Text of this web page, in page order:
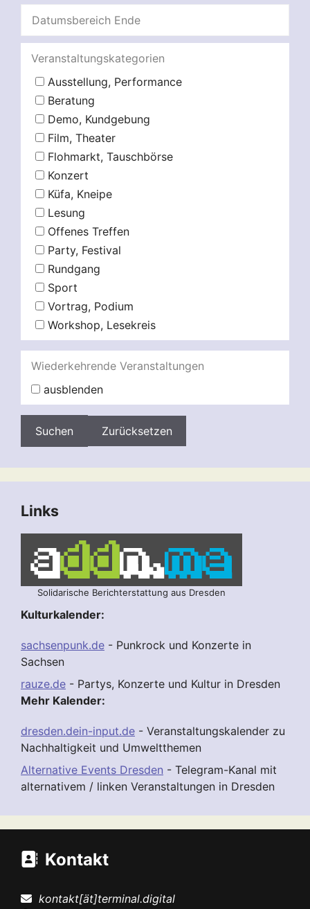
Veranstaltungskategorien
Ausstellung, Performance
Beratung
Demo, Kundgebung
Film, Theater
Flohmarkt, Tauschbörse
Konzert
Küfa, Kneipe
Lesung
Offenes Treffen
Party, Festival
Rundgang
Sport
Vortrag, Podium
Workshop, Lesekreis
Wiederkehrende Veranstaltungen
ausblenden
Zurücksetzen
Links
Solidarische Berichterstattung aus Dresden
Kulturkalender:
sachsenpunk.de - Punkrock und Konzerte in
Sachsen
rauze.de - Partys, Konzerte und Kultur in Dresden
Mehr Kalender:
dresden.dein-input.de - Veranstaltungskalender zu
Nachhaltigkeit und Umweltthemen
Alternative Events Dresden - Telegram-Kanal mit
alternativem / linken Veranstaltungen in Dresden
Kontakt
kontakt[ät]terminal.digital